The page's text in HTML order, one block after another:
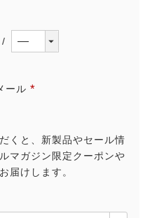
ール
くと、新製品やセール情
マガジン限定クーポンや
届けします。